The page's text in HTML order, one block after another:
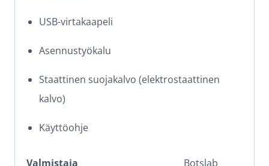
USB-virtakaapeli
Asennustyökalu
Staattinen suojakalvo (elektrostaattinen
kalvo)
Käyttöohje
Valmistaja Botslab